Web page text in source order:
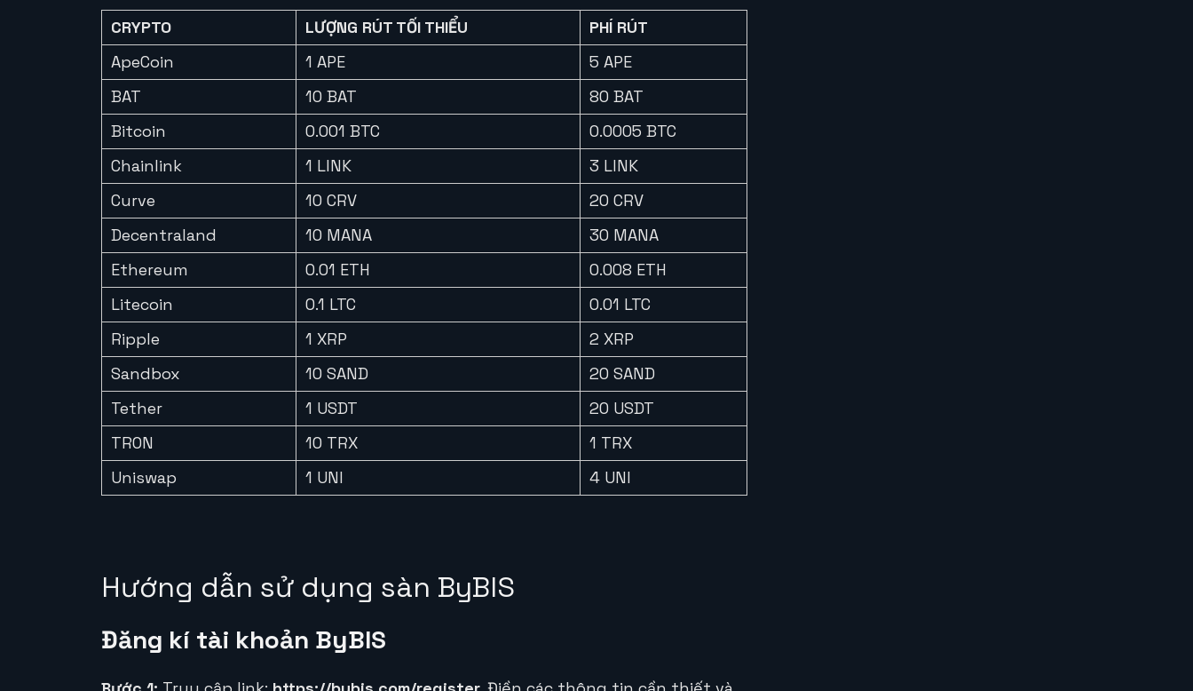
CRYPTO LƯỢNG RÚT TỐI THIỂU
PHÍ RÚT
ApeCoin
1 APE
5 APE
BAT
10 BAT
80 BAT
Bitcoin
0.001 BTC
0.0005 BTC
Chainlink
1 LINK
3 LINK
Curve
10 CRV
20 CRV
Decentraland
10 MANA
30 MANA
Ethereum
0.01 ETH
0.008 ETH
Litecoin
0.1 LTC
0.01 LTC
Ripple
1 XRP
2 XRP
Sandbox
10 SAND
20 SAND
Tether
1 USDT
20 USDT
TRON
10 TRX
1 TRX
Uniswap
1 UNI 4 UNI
Hướng dẫn sử dụng sàn ByBIS
Đăng kí tài khoản ByBIS